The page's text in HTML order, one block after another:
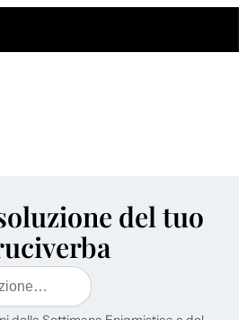
del tuo